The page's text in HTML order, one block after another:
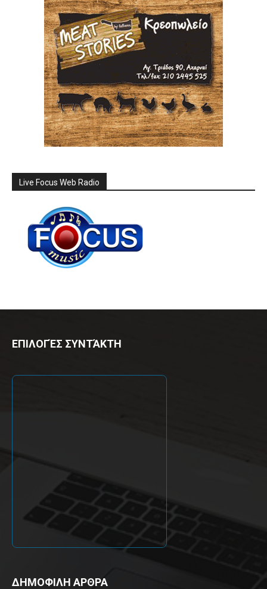
Live Focus Web Radio
ΕΠΙΛΟΓΈΣ ΣΥΝΤΆΚΤΗ
ΔΗΜΟΦΙΛΗ ΑΡΘΡΑ